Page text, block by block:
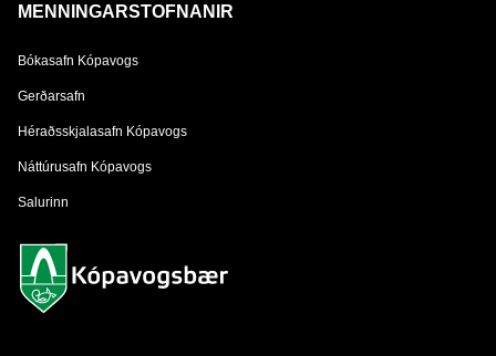
MENNINGARSTOFNANIR
Bókasafn Kópavogs
Gerðarsafn
Héraðsskjalasafn Kópavogs
Náttúrusafn Kópavogs
Salurinn